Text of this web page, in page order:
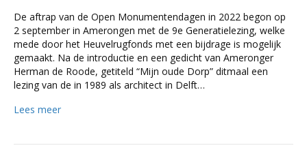
De aftrap van de Open Monumentendagen in 2022 begon op
2 september in Amerongen met de 9e Generatielezing, welke
mede door het Heuvelrugfonds met een bijdrage is mogelijk
gemaakt. Na de introductie en een gedicht van Ameronger
Herman de Roode, getiteld “Mijn oude Dorp” ditmaal een
lezing van de in 1989 als architect in Delft…
Lees meer